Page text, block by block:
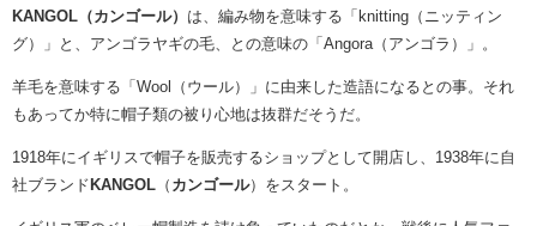
KANGOL（カンゴール） は、編み物を意味する「knitting（ニッティン
グ）」と、アンゴラヤギの毛、との意味の「Angora（アンゴラ）」。
羊毛を意味する「Wool（ウール）」に由来した造語になるとの事。それ
もあってか特に帽子類の被り心地は抜群だそうだ。
1918年にイギリスで帽子を販売するショップとして開店し、1938年に自
社ブランド KANGOL （ カンゴール）をスタート。